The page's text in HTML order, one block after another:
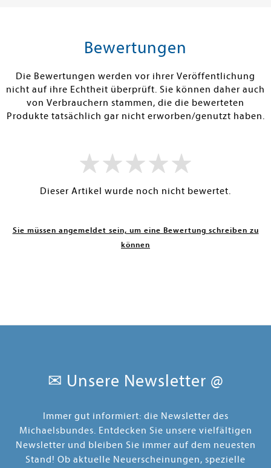
Warenkorb
Bewertungen
Die Bewertungen werden vor ihrer Veröffentlichung
nicht auf ihre Echtheit überprüft. Sie können daher auch
von Verbrauchern stammen, die die bewerteten
Produkte tatsächlich gar nicht erworben/genutzt haben.
Dieser Artikel wurde noch nicht bewertet.
Sie müssen angemeldet sein, um eine Bewertung schreiben zu
können
✉ Unsere Newsletter @
Immer gut informiert: die Newsletter des
Michaelsbundes. Entdecken Sie unsere vielfältigen
Newsletter und bleiben Sie immer auf dem neuesten
Stand! Ob aktuelle Neuerscheinungen, spezielle